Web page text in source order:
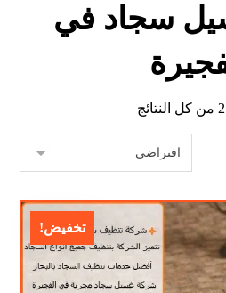
سجاد في
تخفيض!